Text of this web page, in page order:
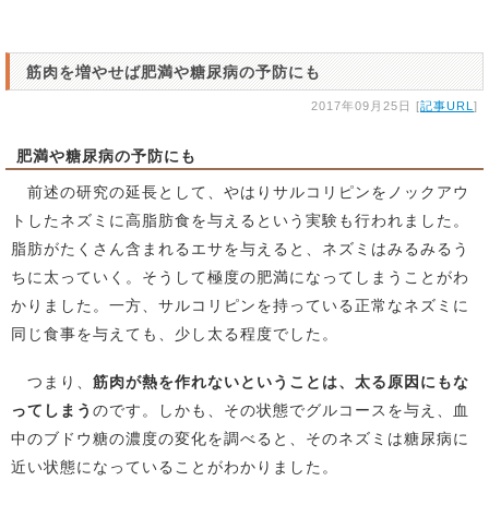
筋肉を増やせば肥満や糖尿病の予防にも
2017年09月25日 [記事URL ]
肥満や糖尿病の予防にも
前述の研究の延長として、やはりサルコリピンをノックアウ
トしたネズミに高脂肪食を与えるという実験も行われました。
脂肪がたくさん含まれるエサを与えると、ネズミはみるみるう
ちに太っていく。そうして極度の肥満になってしまうことがわ
かりました。一方、サルコリピンを持っている正常なネズミに
同じ食事を与えても、少し太る程度でした。
つまり、 筋肉が熱を作れないということは、太る原因にもな
ってしまう のです。しかも、その状態でグルコースを与え、血
中のブドウ糖の濃度の変化を調べると、そのネズミは糖尿病に
近い状態になっていることがわかりました。